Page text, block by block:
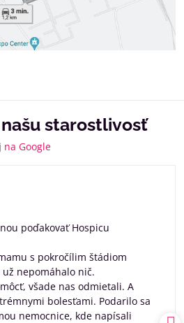
starostlivosť
na Google
5
poďakovať Hospicu
s pokročílim štádiom
nepomáhalo nič.
všade nas odmietali. A
bolesťami. Podarilo sa
nemocnice, kde napísali